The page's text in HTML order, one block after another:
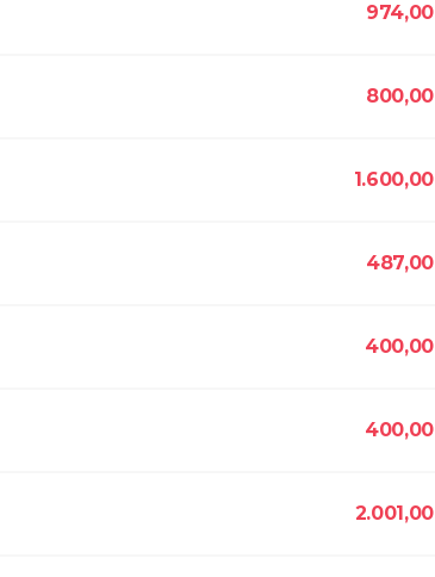
974,00
800,00
1.600,00
487,00
400,00
400,00
2.001,00